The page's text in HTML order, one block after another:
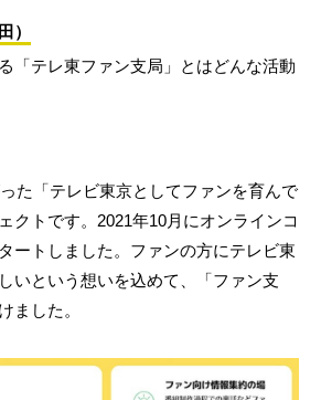
）
「テレ東ファン支局」とはどんな活動
た「テレビ東京としてファンを育んで
クトです。2021年10月にオンラインコ
ートしました。ファンの方にテレビ東
いという想いを込めて、「ファン支
ました。